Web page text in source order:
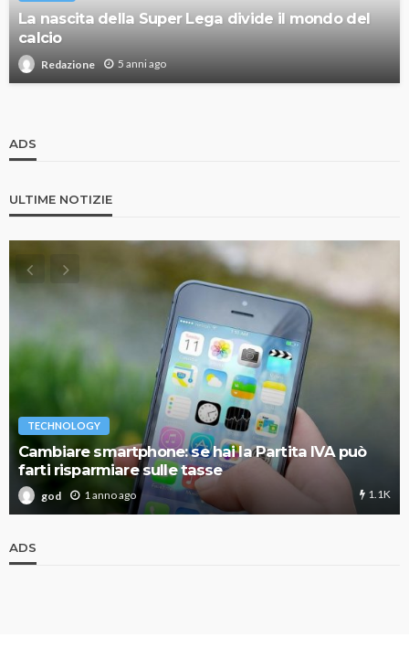
La nascita della Super Lega divide il mondo del
calcio
Redazione 5 anni ago
ADS
ULTIME NOTIZIE
TECHNOLOGY
Cambiare smartphone: se hai la Partita IVA può
farti risparmiare sulle tasse
god 1 anno ago 1.1K
ADS